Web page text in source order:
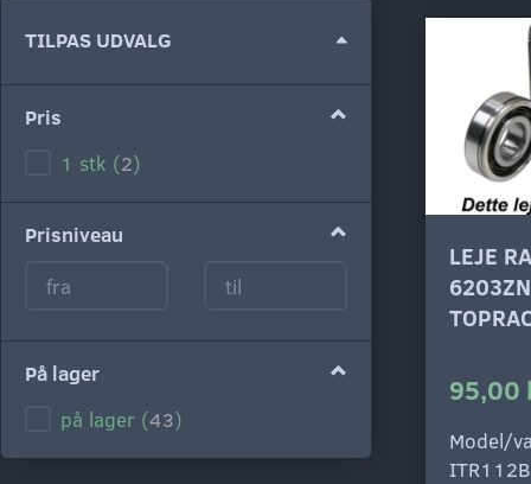
TILPAS UDVALG
Pris
1 stk (2)
Prisniveau
På lager
på lager (43)
LEJE
95,00
Model/